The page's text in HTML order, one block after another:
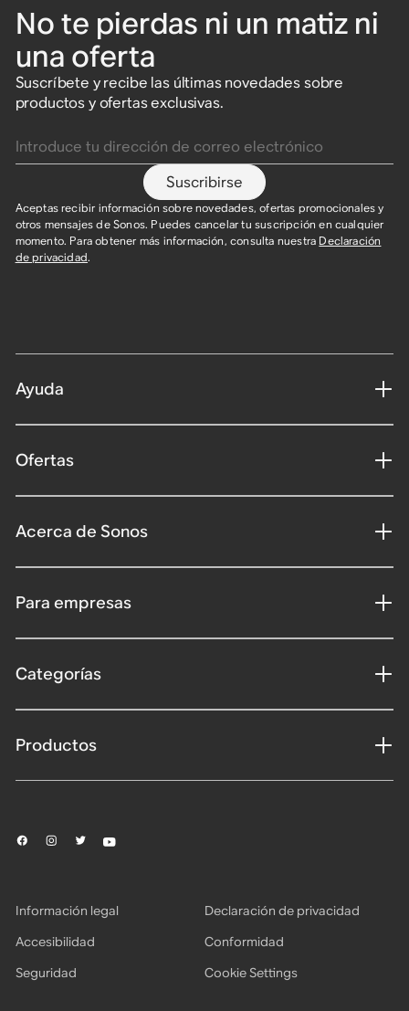
No te pierdas ni un matiz ni
una oferta
Suscríbete y recibe las últimas novedades sobre
productos y ofertas exclusivas.
Suscribirse
Aceptas recibir información sobre novedades, ofertas promocionales y
otros mensajes de Sonos. Puedes cancelar tu suscripción en cualquier
momento. Para obtener más información, consulta nuestra Declaración
de privacidad.
Ayuda
Ofertas
Acerca de Sonos
Para empresas
Categorías
Productos
Información legal
Declaración de privacidad
Accesibilidad
Conformidad
Seguridad
Cookie Settings